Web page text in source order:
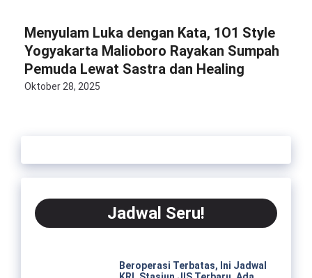
Menyulam Luka dengan Kata, 1O1 Style
Yogyakarta Malioboro Rayakan Sumpah
Pemuda Lewat Sastra dan Healing
Oktober 28, 2025
Jadwal Seru!
Beroperasi Terbatas, Ini Jadwal